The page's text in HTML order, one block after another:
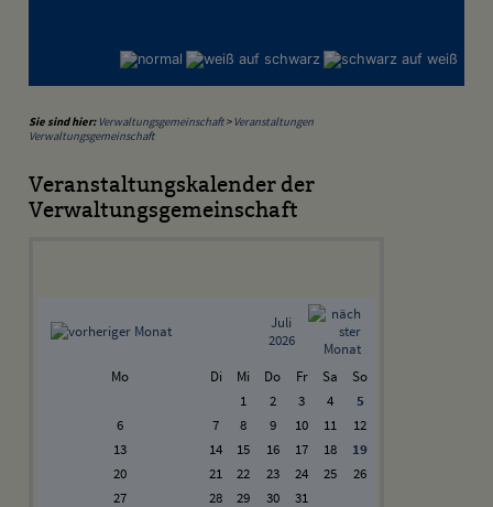
Sie sind hier: Verwaltungsgemeinschaft> Veranstaltungen
Verwaltungsgemeinschaft
Veranstaltungskalender der
Verwaltungsgemeinschaft
Juli
2026
Mo Di Mi Do Fr Sa
So
1
2 3 4
5
6
7 8 9 10 11
12
13
14 15 16 17 18
19
20
21 22 23 24 25
26
27
28 29 30 31